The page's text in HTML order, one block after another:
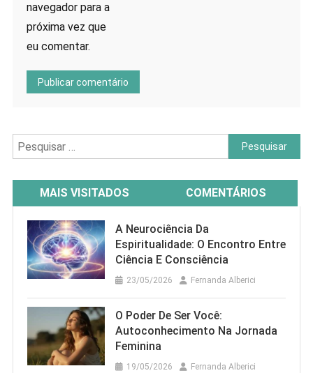
navegador para a
próxima vez que
eu comentar.
Pesquisar
por:
MAIS VISITADOS COMENTÁRIOS
A Neurociência Da
Espiritualidade: O Encontro Entre
Ciência E Consciência
23/05/2026 Fernanda Alberici
O Poder De Ser Você:
Autoconhecimento Na Jornada
Feminina
19/05/2026 Fernanda Alberici